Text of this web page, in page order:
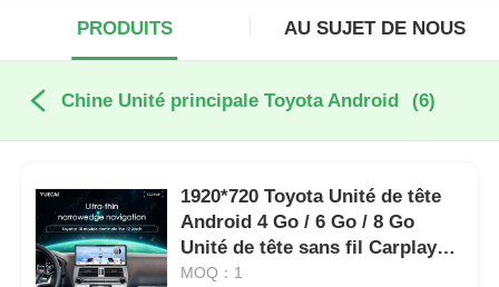
PRODUITS
AU SUJET DE NOUS
Chine Unité principale Toyota Android (6)
1920*720 Toyota Unité de tête
Android 4 Go / 6 Go / 8 Go
Unité de tête sans fil Carplay
Fonction d'image panoramique
MOQ：1